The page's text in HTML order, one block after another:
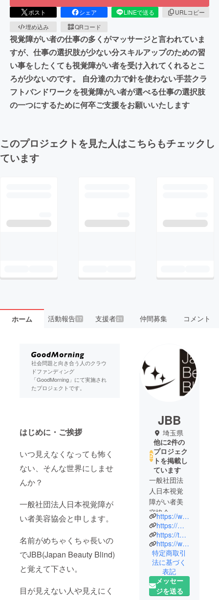
ポスト シェア LINEで送る
URLコピー
埋め込み
QRコード
視覚障がい者の仕事の多くがマッサージと言われていま
すが、仕事の選択肢が少ない分スキルアップのための習
い事をしたくても視覚障がい者を受け入れてくれるとこ
ろが少ないのです。 自分達の力で針を使わない手芸クラ
フトバンドワークを視覚障がい者が選べる仕事の選択肢
の一つにするために何卒ご支援をお願いいたします
このプロジェクトを見た人はこちらもチェックし
ています
ホーム 活動報告17 支援者 21 仲間募集 コメント
社会問題と向き合う人のクラウ
ドファンディング
「GoodMorning」にて実施され
たプロジェクトです。
はじめに・ご挨拶
いつ見えなくなっても怖く
ない、そんな世界にしませ
んか？
一般社団法人日本視覚障が
い者美容協会と申します。
名前がめちゃくちゃ長いの
でJBB(Japan Beauty Blind)
と覚えて下さい。
目が見えない人や見えにく
JBB
埼玉県
他に2件の
プロジェク
トを掲載し
ています
一般社団法
人日本視覚
障がい者美
容協会
（JBB）の代
表をしてお
ります佐藤
です。
私たちは、
ヘレン・ケ
https://www.japan-beauty-blind.com/
https://m.facebook.com/japanbeautyblind/
https://twitter.com/@beautyblind1107
https://www.instagram.com/japanbeautyblind
特定商取引
法に基づく
表記
メッセー
ジを送る